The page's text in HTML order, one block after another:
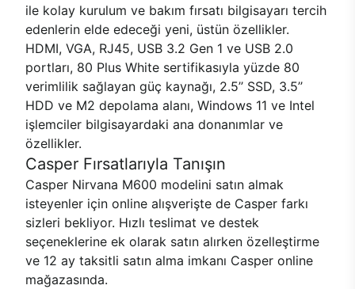
ile kolay kurulum ve bakım fırsatı bilgisayarı tercih
edenlerin elde edeceği yeni, üstün özellikler.
HDMI, VGA, RJ45, USB 3.2 Gen 1 ve USB 2.0
portları, 80 Plus White sertifikasıyla yüzde 80
verimlilik sağlayan güç kaynağı, 2.5’’ SSD, 3.5’’
HDD ve M2 depolama alanı, Windows 11 ve Intel
işlemciler bilgisayardaki ana donanımlar ve
özellikler.
Casper Fırsatlarıyla Tanışın
Casper Nirvana M600 modelini satın almak
isteyenler için online alışverişte de Casper farkı
sizleri bekliyor. Hızlı teslimat ve destek
seçeneklerine ek olarak satın alırken özelleştirme
ve 12 ay taksitli satın alma imkanı Casper online
mağazasında.